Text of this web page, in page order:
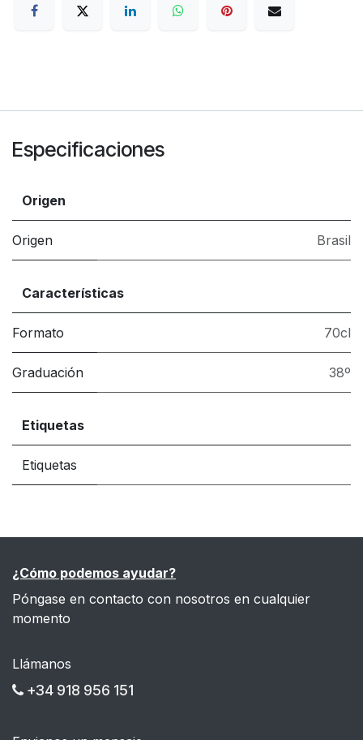
Especificaciones
Origen
Origen Brasil
Características
Formato 70cl
Graduación 38º
Etiquetas
Etiquetas
¿Cómo podemos ayudar?
Póngase en contacto con nosotros en cualquier
momento
Llámanos
+34 918 956 151